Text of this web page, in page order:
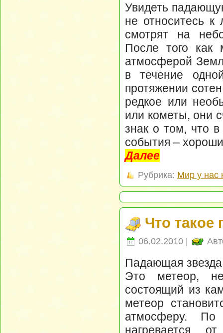
Увидеть
не относитесь к
смотрят на
После того как
атмосферой
в течение
протяжении
редкое или
или кометы, они
знак о том, что в
события –
Далее
Рубрика: Мир у нас
Что такое
06.02.2010 |
Падающая
Это метеор,
состоящий из
метеор
атмосферу.
нагревается